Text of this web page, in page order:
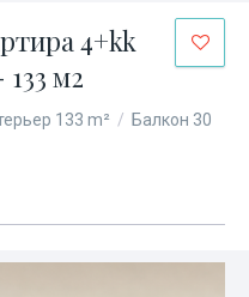
4+kk
м2
133 m² / Балкон 30